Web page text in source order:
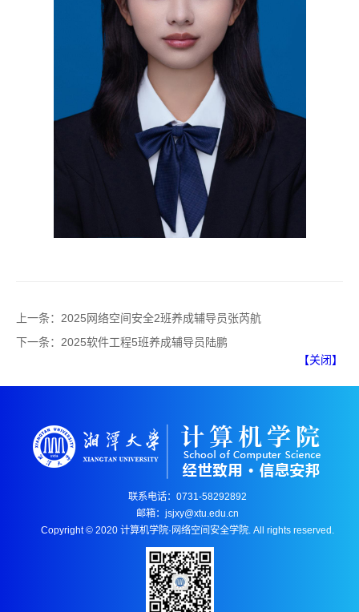
上一条： 2025网络空间安全2班养成辅导员张芮航
下一条： 2025软件工程5班养成辅导员陆鹏
【关闭】
联系电话：0731-58292892
邮箱：jsjxy@xtu.edu.cn
Copyright © 2020 计算机学院·网络空间安全学院. All rights reserved.